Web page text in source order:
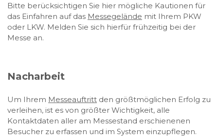
Bitte berücksichtigen Sie hier mögliche Kautionen für
das Einfahren auf das Messegelände mit Ihrem PKW
oder LKW. Melden Sie sich hierfür frühzeitig bei der
Messe an.
Nacharbeit
Um Ihrem Messeauftritt den größtmöglichen Erfolg zu
verleihen, ist es von größter Wichtigkeit, alle
Kontaktdaten aller am Messestand erschienenen
Besucher zu erfassen und im System einzupflegen.